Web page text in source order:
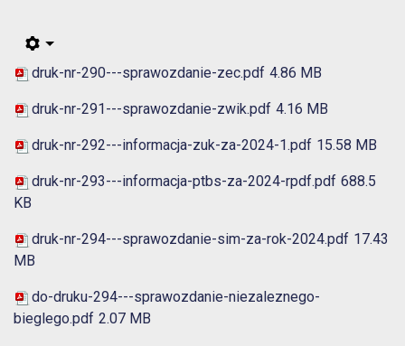
druk-nr-290---sprawozdanie-zec.pdf 4.86 MB
druk-nr-291---sprawozdanie-zwik.pdf 4.16 MB
druk-nr-292---informacja-zuk-za-2024-1.pdf 15.58 MB
druk-nr-293---informacja-ptbs-za-2024-rpdf.pdf 688.5
KB
druk-nr-294---sprawozdanie-sim-za-rok-2024.pdf 17.43
MB
do-druku-294---sprawozdanie-niezaleznego-
bieglego.pdf 2.07 MB